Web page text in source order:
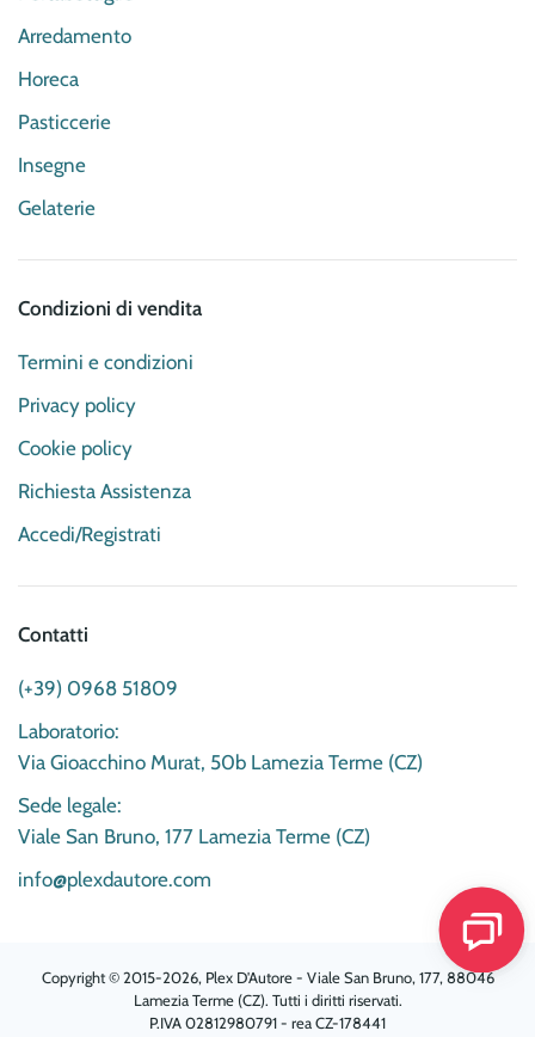
Arredamento
Horeca
Pasticcerie
Insegne
Gelaterie
Condizioni di vendita
Termini e condizioni
Privacy policy
Cookie policy
Richiesta Assistenza
Accedi/Registrati
Contatti
(+39) 0968 51809
Laboratorio:
Via Gioacchino Murat, 50b Lamezia Terme (CZ)
Sede legale:
Viale San Bruno, 177 Lamezia Terme (CZ)
info@plexdautore.com
Copyright © 2015-2026, Plex D'Autore - Viale San Bruno, 177, 88046
Lamezia Terme (CZ). Tutti i diritti riservati.
P.IVA 02812980791 - rea CZ-178441